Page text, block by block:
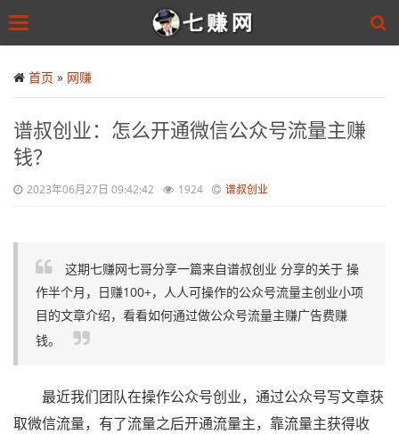
to
main
Toggle
首页 » 网赚
谱叔创业：怎么开通微信公众号流量主赚
钱？
2023年06月27日 09:42:42 1924 谱叔创业
这期七赚网七哥分享一篇来自谱叔创业 分享的关于 操
作半个月，日赚100+，人人可操作的公众号流量主创业小项
目的文章介绍，看看如何通过做公众号流量主赚广告费赚
钱。
最近我们团队在操作公众号创业，通过公众号写文章获
取微信流量，有了流量之后开通流量主，靠流量主获得收